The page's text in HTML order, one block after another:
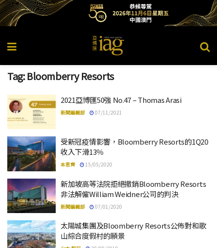
Tag:Bloomberry Resorts
2021亞博匯50強 No.47 – Thomas Arasi
新聞編輯部 07/11/2021
受新冠疫情影響，Bloomberry Resorts的1Q20
收入下滑13％
本思齊 15/05/2020
新加坡高等法院拒絕撤銷Bloomberry Resorts
非法解僱William Weidner公司的判決
新聞編輯部 07/01/2020
太陽城集團及Bloomberry Resorts公佈對和歌
山綜合度假村的願景